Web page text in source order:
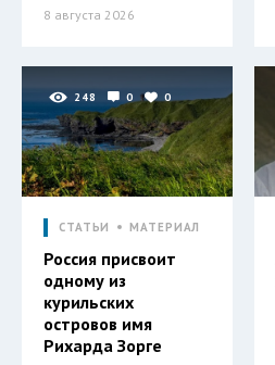
8 августа 2026
248 0 0
СТАТЬИ МАТЕРИАЛ
Россия присвоит
одному из
курильских
островов имя
Рихарда Зорге